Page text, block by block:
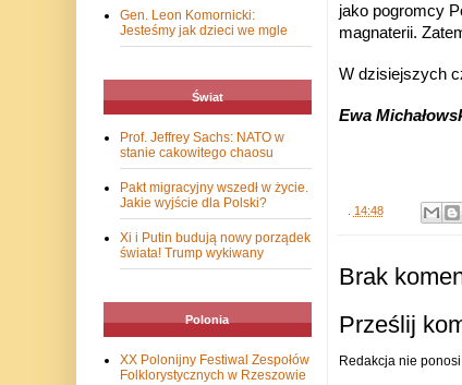
jako pogromcy
magnaterii.
W dzisiejszych
Ewa
. 14:48
Brak
Prześlij
Redakcja nie
Gen. Leon Komornicki:
Jesteśmy jak dzieci we mgle
Świat
Prof. Jeffrey Sachs: NATO w
stanie cakowitego chaosu
Pakt migracyjny wszedł w życie.
Jakie wyjście dla Polski?
Xi i Putin budują nowy porządek
świata! Trump wykiwany
Polonia
XX Polonijny Festiwal Zespołów
Folklorystycznych w Rzeszowie